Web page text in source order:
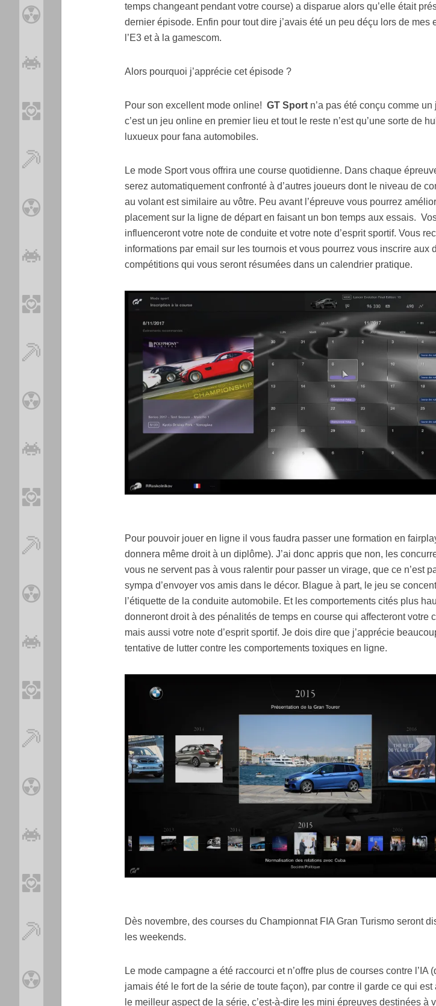
temps changeant pendant votre course) a disparue alors qu’elle était
dernier épisode. Enfin pour tout dire j’avais été un peu déçu lors de mes
l’E3 et à la gamescom.
Alors pourquoi j’apprécie cet épisode ?
Pour son excellent mode online! GT Sport n’a pas été conçu comme un
c’est un jeu online en premier lieu et tout le reste n’est qu’une sorte de
luxueux pour fana automobiles.
Le mode Sport vous offrira une course quotidienne. Dans chaque
serez automatiquement confronté à d’autres joueurs dont le niveau de
au volant est similaire au vôtre. Peu avant l’épreuve vous pourrez
placement sur la ligne de départ en faisant un bon temps aux essais.
influenceront votre note de conduite et votre note d’esprit sportif. Vous
informations par email sur les tournois et vous pourrez vous inscrire aux
compétitions qui vous seront résumées dans un calendrier pratique.
Pour pouvoir jouer en ligne il vous faudra passer une formation en
donnera même droit à un diplôme). J’ai donc appris que non, les
vous ne servent pas à vous ralentir pour passer un virage, que ce n’est
sympa d’envoyer vos amis dans le décor. Blague à part, le jeu se
l’étiquette de la conduite automobile. Et les comportements cités plus
donneront droit à des pénalités de temps en course qui affecteront votre
mais aussi votre note d’esprit sportif. Je dois dire que j’apprécie
tentative de lutter contre les comportements toxiques en ligne.
Dès novembre, des courses du Championnat FIA Gran Turismo seront
les weekends.
Le mode campagne a été raccourci et n’offre plus de courses contre l’IA
jamais été le fort de la série de toute façon), par contre il garde ce qui est
le meilleur aspect de la série, c’est-à-dire les mini épreuves destinées à